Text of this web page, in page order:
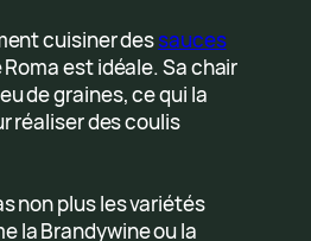
cuisiner dessauces
est idéale. Sa chair
de graines, ce qui la
réaliser des coulis
non plus les variétés
la Brandywine ou la